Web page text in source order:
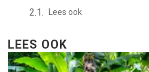
Lees ook
LEES OOK